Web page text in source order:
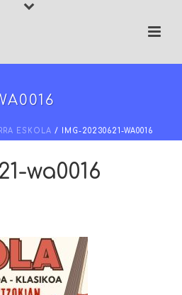
ESKOLA / IMG-20230621-WA0016
wa0016